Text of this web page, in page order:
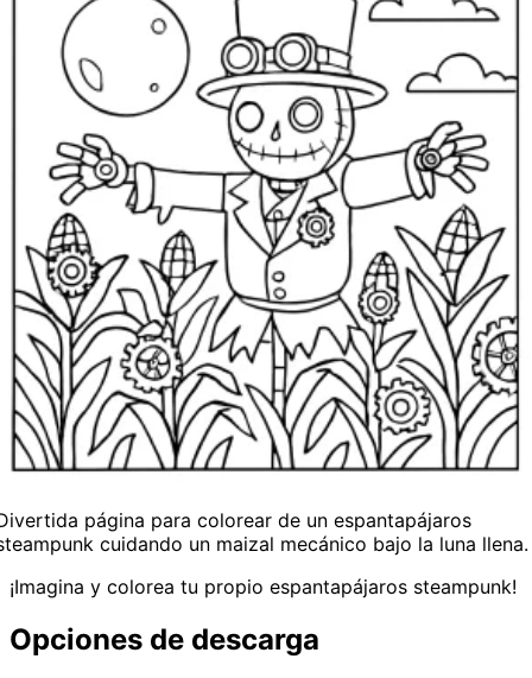
página para colorear de un espantapájaros
cuidando un maizal mecánico bajo la luna llena.
¡Imagina y colorea tu propio espantapájaros steampunk!
Opciones de descarga